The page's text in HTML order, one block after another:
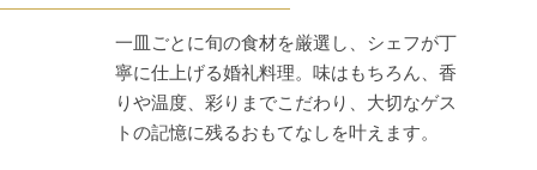
一皿ごとに旬の食材を厳選し、シェフが丁
寧に仕上げる婚礼料理。味はもちろん、香
りや温度、彩りまでこだわり、大切なゲス
トの記憶に残るおもてなしを叶えます。